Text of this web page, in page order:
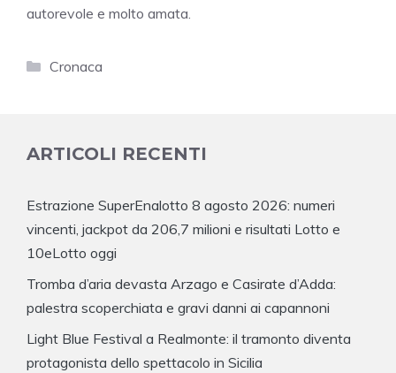
autorevole e molto amata.
Categorie
Cronaca
ARTICOLI RECENTI
Estrazione SuperEnalotto 8 agosto 2026: numeri
vincenti, jackpot da 206,7 milioni e risultati Lotto e
10eLotto oggi
Tromba d’aria devasta Arzago e Casirate d’Adda:
palestra scoperchiata e gravi danni ai capannoni
Light Blue Festival a Realmonte: il tramonto diventa
protagonista dello spettacolo in Sicilia